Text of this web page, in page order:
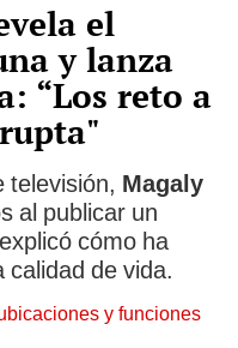
el
y lanza
“Los reto a
televisión, Magaly
al publicar un
cómo ha
calidad de vida.
y funciones